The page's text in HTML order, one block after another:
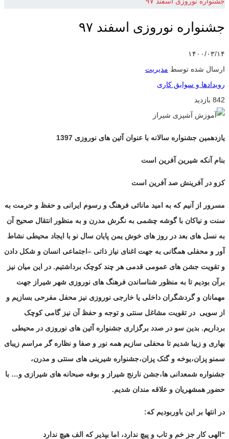
جشنواره نوروزی اسفند ۹۷
۱۴۰۰/۰۳/۱۴
ارسال شده توسط مدیریت
رویدادها و سوابق کاری
842 بازدید
یازدهمین جشنواره سالانه با عنوان آئین های نوروزی 1397
بنام آنکه شیرین آفرین است
کزو در آفرینش صد آفرین است
مسرور از آنیم که به امید مانائی فرهنگ و رسوم ایرانی و حفظ و حرمت به
سنت و نیاکان با گوشه چشمی به نگرش مدرن و به منظور انتقال صحیح آن
به نسل های بعد در روز های خوش یمن پایان سال نو با ایجاد محیطی نشاط
آور و محفلی همگانی به جهت اغنای نیاز ذاتی – اجتماعی انسان و شکل دادن
و تقویت جشن های عمومی قدمی هر چند کوچک برداشتیم. در این میان نیز
برآن بودیم تا به منظور شناساندن فرهنگ های نوروزی شهر شیراز جهت
مهمانان و گردشگران داخلی یا خارجی نوروزی نیز محفل مفرحی بسازیم و
از سویی در تقویت مشاغل سنتی و توجه و حفظ آن نیز گامی کوچک
برداریم. بدین سو در صدد برگزاری جشنواره آئین های نوروزی در محیطی
بهاری و زیبا شدیم تا محفلی سازیم همه نور و صفا و نظاره گر مراسم زیبای
سمنو پزان،یوخه و گتک پزان،جشنواره شیرینی های سنتی و مدرن،
جشنواره شمعدانی ها،جشن نارنج شیراز و بوفه صبحانه های شیرازی و… با
حضور همشهریان و علاقه مندان شدیم.
در انتها بر این باوربودیم که:
“الهی کار جز خم و تاب و پیچ ندارد، اما بپذیر که الف هیچ ندارد